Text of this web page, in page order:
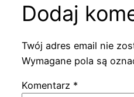
Dodaj
Twój adres email nie
Wymagane pola są
Komentarz *